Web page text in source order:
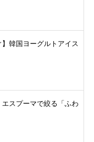
】韓国ヨーグルトアイス
エスプーマで絞る「ふわ